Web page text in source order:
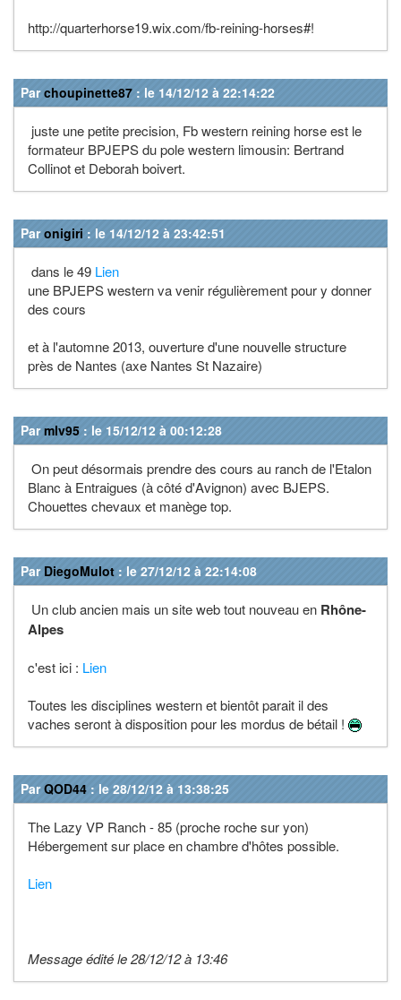
http://quarterhorse19.wix.com/fb-reining-horses#!
Parchoupinette87 : le 14/12/12 à 22:14:22
juste une petite precision, Fb western reining horse est le
formateur BPJEPS du pole western limousin: Bertrand
Collinot et Deborah boivert.
Paronigiri : le 14/12/12 à 23:42:51
dans le 49 Lien
une BPJEPS western va venir régulièrement pour y donner
des cours
et à l'automne 2013, ouverture d'une nouvelle structure
près de Nantes (axe Nantes St Nazaire)
Parmlv95 : le 15/12/12 à 00:12:28
On peut désormais prendre des cours au ranch de l'Etalon
Blanc à Entraigues (à côté d'Avignon) avec BJEPS.
Chouettes chevaux et manège top.
Par DiegoMulot : le 27/12/12 à 22:14:08
Un club ancien mais un site web tout nouveau en Rhône-
Alpes
c'est ici : Lien
Toutes les disciplines western et bientôt parait il des
vaches seront à disposition pour les mordus de bétail !
ParQOD44 : le 28/12/12 à 13:38:25
The Lazy VP Ranch - 85 (proche roche sur yon)
Hébergement sur place en chambre d'hôtes possible.
Lien
Message édité le 28/12/12 à 13:46